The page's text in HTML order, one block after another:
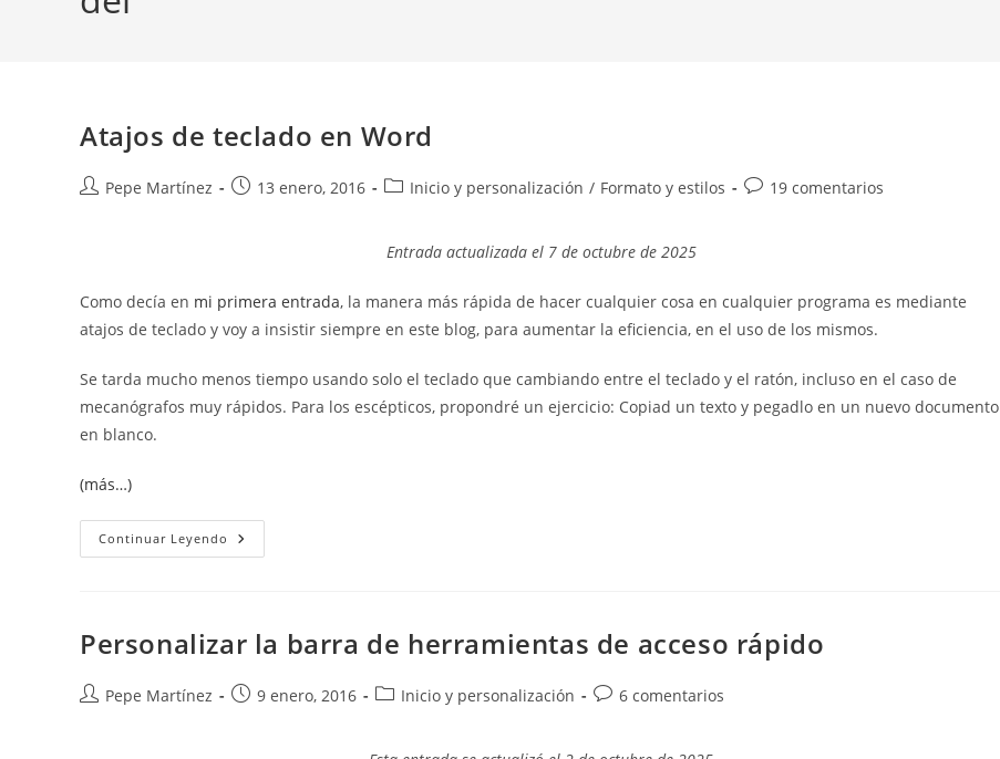
Atajos de teclado en Word
AutorPepe Martínez
Publicación
13 enero, 2016
Categoría
entrada:
Inicio y personalización / Formato y estilos
Comentarios
19 comentarios
Entrada actualizada el 7 de octubre de 2025
Como decía en mi primera entrada, la manera más rápida de hacer cualquier cosa en cualquier programa es mediante
atajos de teclado y voy a insistir siempre en este blog, para aumentar la eficiencia, en el uso de los mismos.
Se tarda mucho menos tiempo usando solo el teclado que cambiando entre el teclado y el ratón, incluso en el caso de
mecanógrafos muy rápidos. Para los escépticos, propondré un ejercicio: Copiad un texto y pegadlo en un nuevo documento
en blanco.
(más…)
Continuar Leyendo Atajos
De
Personalizar la barra de herramientas de acceso rápido
AutorPepe Martínez
Publicación
9 enero, 2016
Categoría
Inicio y personalización
Comentarios
6 comentarios